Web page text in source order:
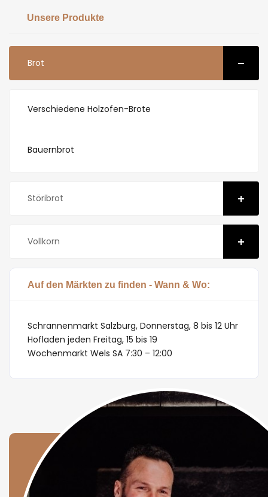
Unsere Produkte
Brot
Verschiedene Holzofen-Brote
Bauernbrot
Störibrot
Vollkorn
Auf den Märkten zu finden - Wann & Wo:
Schrannenmarkt Salzburg, Donnerstag, 8 bis 12 Uhr
Hofladen jeden Freitag, 15 bis 19
Wochenmarkt Wels SA 7:30 – 12:00